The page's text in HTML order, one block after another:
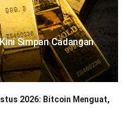
Simpan Cadangan
2026: Bitcoin Menguat,